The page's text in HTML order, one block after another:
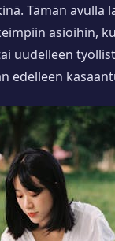
Tämän avulla
asioihin,
uudelleen
edelleen